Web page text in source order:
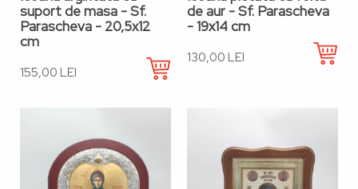
suport de masa - Sf.
Parascheva - 20,5x12
cm
155,00 LEI
de aur - Sf. Parascheva
- 19x14 cm
130,00 LEI